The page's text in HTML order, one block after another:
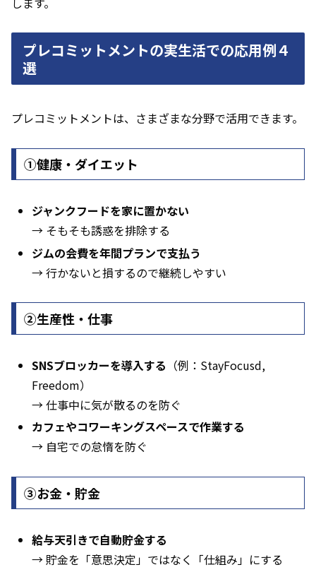
プレコミットメントの実生活での応用例４
選
プレコミットメントは、さまざまな分野で活用できます。
①健康・ダイエット
ジャンクフードを家に置かない
→ そもそも誘惑を排除する
ジムの会費を年間プランで支払う
→ 行かないと損するので継続しやすい
②生産性・仕事
SNSブロッカーを導入する （例：StayFocusd,
Freedom）
→ 仕事中に気が散るのを防ぐ
カフェやコワーキングスペースで作業する
→ 自宅での怠惰を防ぐ
➂お金・貯金
給与天引きで自動貯金する
→ 貯金を「意思決定」ではなく「仕組み」にする